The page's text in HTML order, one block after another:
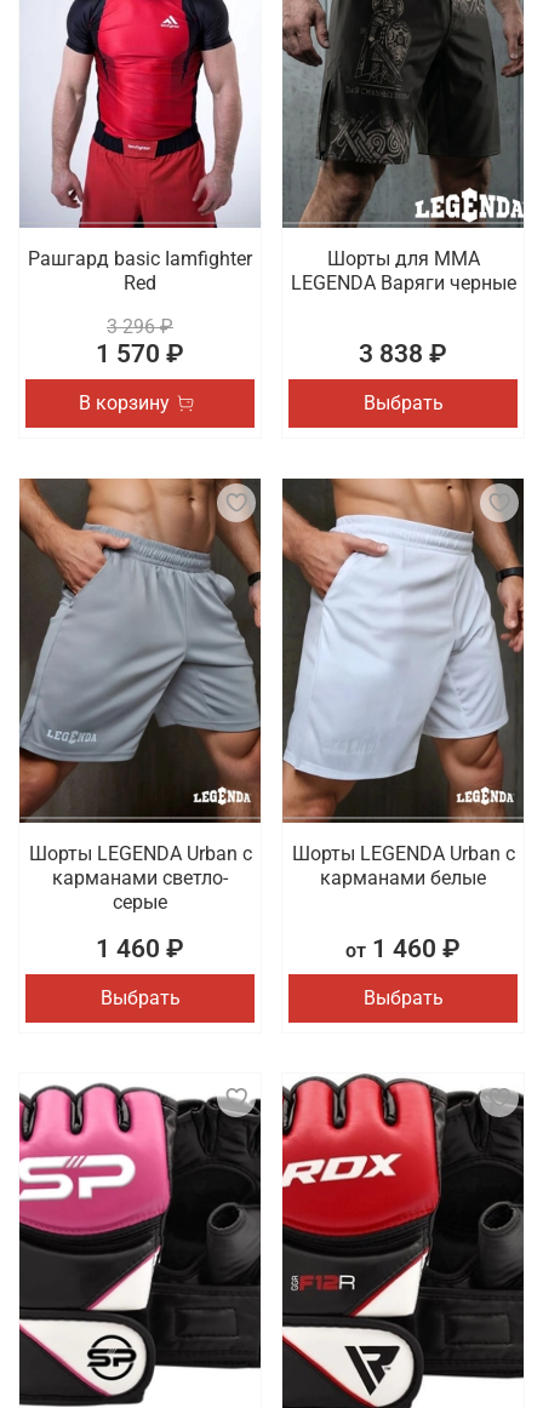
Рашгард basic Iamfighter
Red
3 296 ₽
1 570 ₽
В корзину
Шорты для MMA
LEGENDA Варяги черные
3 838 ₽
Выбрать
Шорты LEGENDA Urban c
карманами светло-
серые
1 460 ₽
Выбрать
Шорты LEGENDA Urban c
карманами белые
от 1 460 ₽
Выбрать